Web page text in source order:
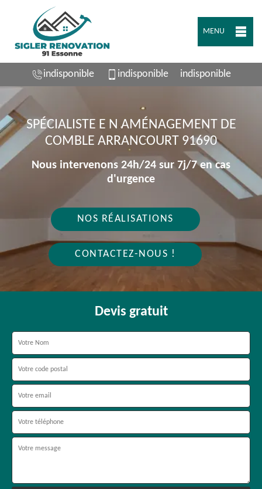
MENU
indisponible indisponible indisponible
SPÉCIALISTE E N AMÉNAGEMENT DE
COMBLE ARRANCOURT 91690
Nous intervenons 24h/24 sur 7j/7 en cas
d'urgence
NOS RÉALISATIONS
CONTACTEZ-NOUS !
Devis gratuit